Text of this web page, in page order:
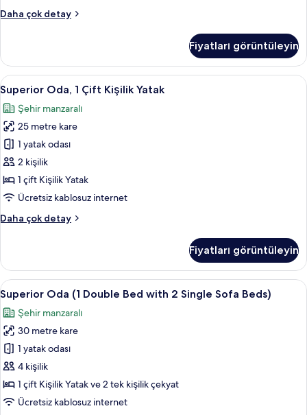
görün
Daha çok detay
Executive
Kişilik
Yatak
hakkında
daha
fazla
detay
Fiyatları görüntüleyin
Superior
Oda,
1
Çift
Kişilik
Yatak
için
tüm
görün
Superior Oda, 1 Çift Kişilik Yatak |
9
Superior Oda, 1 Çift Kişilik Yatak
Şehir manzaralı
25 metre kare
1 yatak odası
2 kişilik
1 çift Kişilik Yatak
Ücretsiz kablosuz internet
Daha çok detay
Superior
Kişilik
Yatak
hakkında
daha
fazla
detay
Fiyatları görüntüleyin
Superior
Oda
(1
Double
Bed
with
2
Single
Superior Oda (1 Double Bed with 2
10
Superior Oda (1 Double Bed with 2 Single Sofa Beds)
Şehir manzaralı
30 metre kare
1 yatak odası
4 kişilik
1 çift Kişilik Yatak ve 2 tek kişilik çekyat
Ücretsiz kablosuz internet